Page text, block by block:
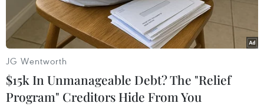
Hiệp ước Bắc Đại Tây Dương (NATO) tại
Afghanistan, Tướng David Petraeus, để thảo
luận về các nỗ lực quân sự do Mỹ đứng đầu tại
nướcnày.
Thông báo của Nhà Trắng cho biết cuộc họp
nhằm thảo luận những sách lược
JG Wentworth
$15k In Unmanageable Debt? The "Relief
Program" Creditors Hide From You